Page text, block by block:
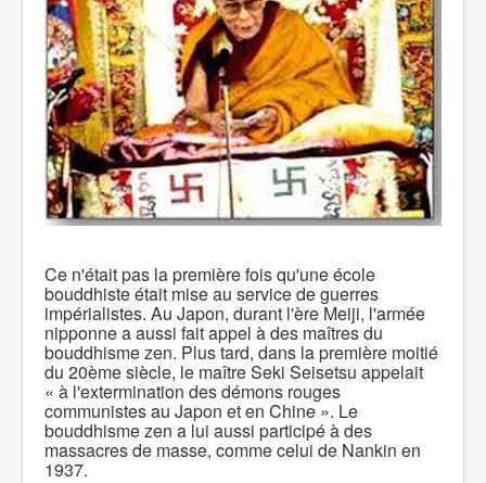
Ce n'était pas la première fois qu'une école
bouddhiste était mise au service de guerres
impérialistes. Au Japon, durant l'ère Meiji, l'armée
nipponne a aussi fait appel à des maîtres du
bouddhisme zen. Plus tard, dans la première moitié
du 20ème siècle, le maître Seki Seisetsu appelait
« à l'extermination des démons rouges
communistes au Japon et en Chine ». Le
bouddhisme zen a lui aussi participé à des
massacres de masse, comme celui de Nankin en
1937.